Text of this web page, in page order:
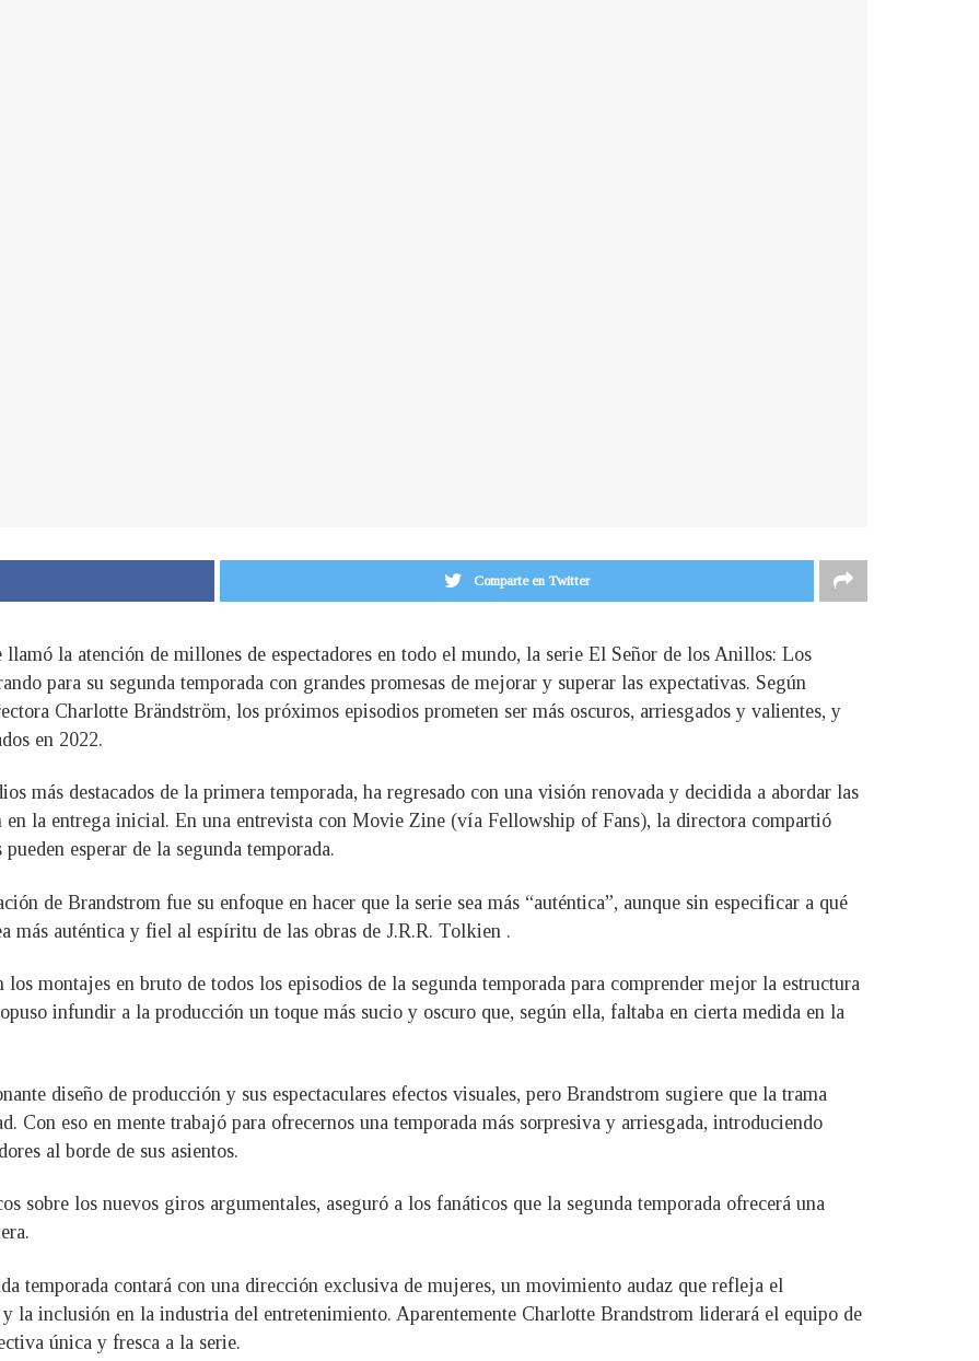
Comparte en Twitter
llamó la atención de millones de espectadores en todo el mundo, la serie El Señor de los Anillos: Los
para su segunda temporada con grandes promesas de mejorar y superar las expectativas. Según
Charlotte Brändström, los próximos episodios prometen ser más oscuros, arriesgados y valientes, y
en 2022.
más destacados de la primera temporada, ha regresado con una visión renovada y decidida a abordar las
la entrega inicial. En una entrevista con Movie Zine (vía Fellowship of Fans), la directora compartió
esperar de la segunda temporada.
de Brandstrom fue su enfoque en hacer que la serie sea más “auténtica”, aunque sin especificar a qué
más auténtica y fiel al espíritu de las obras de J.R.R. Tolkien .
montajes en bruto de todos los episodios de la segunda temporada para comprender mejor la estructura
infundir a la producción un toque más sucio y oscuro que, según ella, faltaba en cierta medida en la
diseño de producción y sus espectaculares efectos visuales, pero Brandstrom sugiere que la trama
Con eso en mente trabajó para ofrecernos una temporada más sorpresiva y arriesgada, introduciendo
al borde de sus asientos.
sobre los nuevos giros argumentales, aseguró a los fanáticos que la segunda temporada ofrecerá una
temporada contará con una dirección exclusiva de mujeres, un movimiento audaz que refleja el
la inclusión en la industria del entretenimiento. Aparentemente Charlotte Brandstrom liderará el equipo de
única y fresca a la serie.